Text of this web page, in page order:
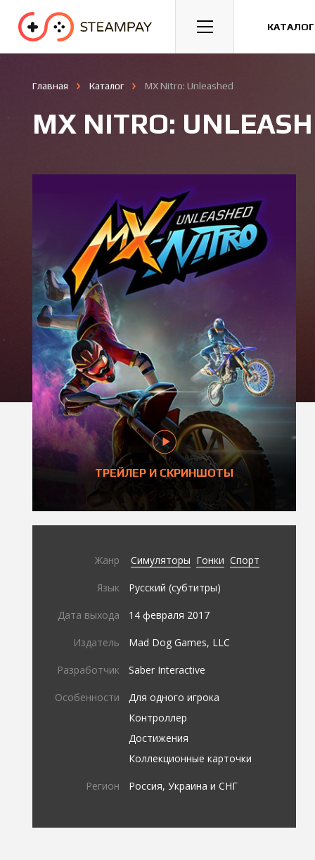
Спорт Гонки Казуальные
Главная Каталог MX Nitro: Unleashed
MX NITRO:
ТРЕЙЛЕР И СКРИНШОТЫ
Жанр Симуляторы Гонки Спорт
Язык Русский (субтитры)
Дата выхода 14 февраля 2017
Издатель Mad Dog Games, LLC
Разработчик Saber Interactive
Особенности
Для одного игрока
Контроллер
Достижения
Коллекционные карточки
Регион Россия, Украина и СНГ